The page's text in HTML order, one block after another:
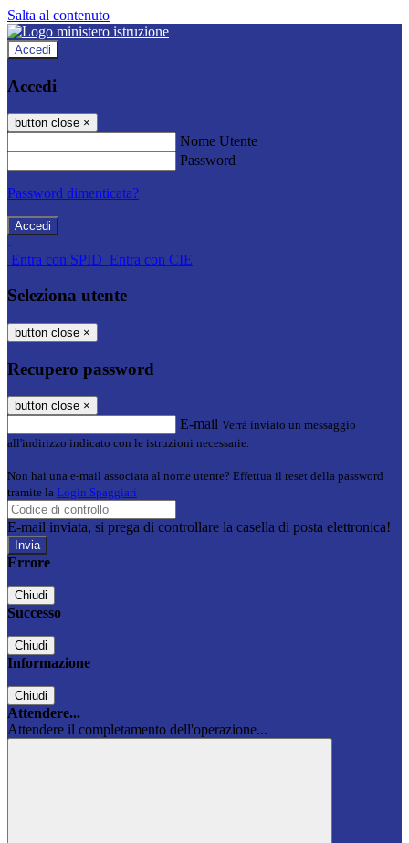
Salta al contenuto
Accedi
Accedi
button close ×
Nome Utente
Password
Password dimenticata?
-
Entra con SPID Entra con CIE
Seleziona utente
button close ×
Recupero password
button close ×
E-mail Verrà inviato un messaggio
all'indirizzo indicato con le istruzioni necessarie.
Non hai una e-mail associata al nome utente? Effettua il reset della password
tramite la Login Spaggiari
E-mail inviata, si prega di controllare la casella di posta elettronica!
Errore
Chiudi
Successo
Chiudi
Informazione
Chiudi
Attendere...
Attendere il completamento dell'operazione...